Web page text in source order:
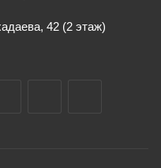
42 (2 этаж)